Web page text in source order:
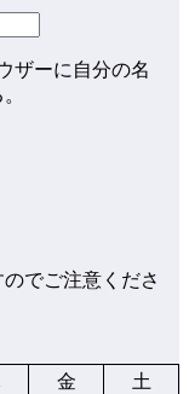
ザーに自分の名
でご注意くださ
金
土